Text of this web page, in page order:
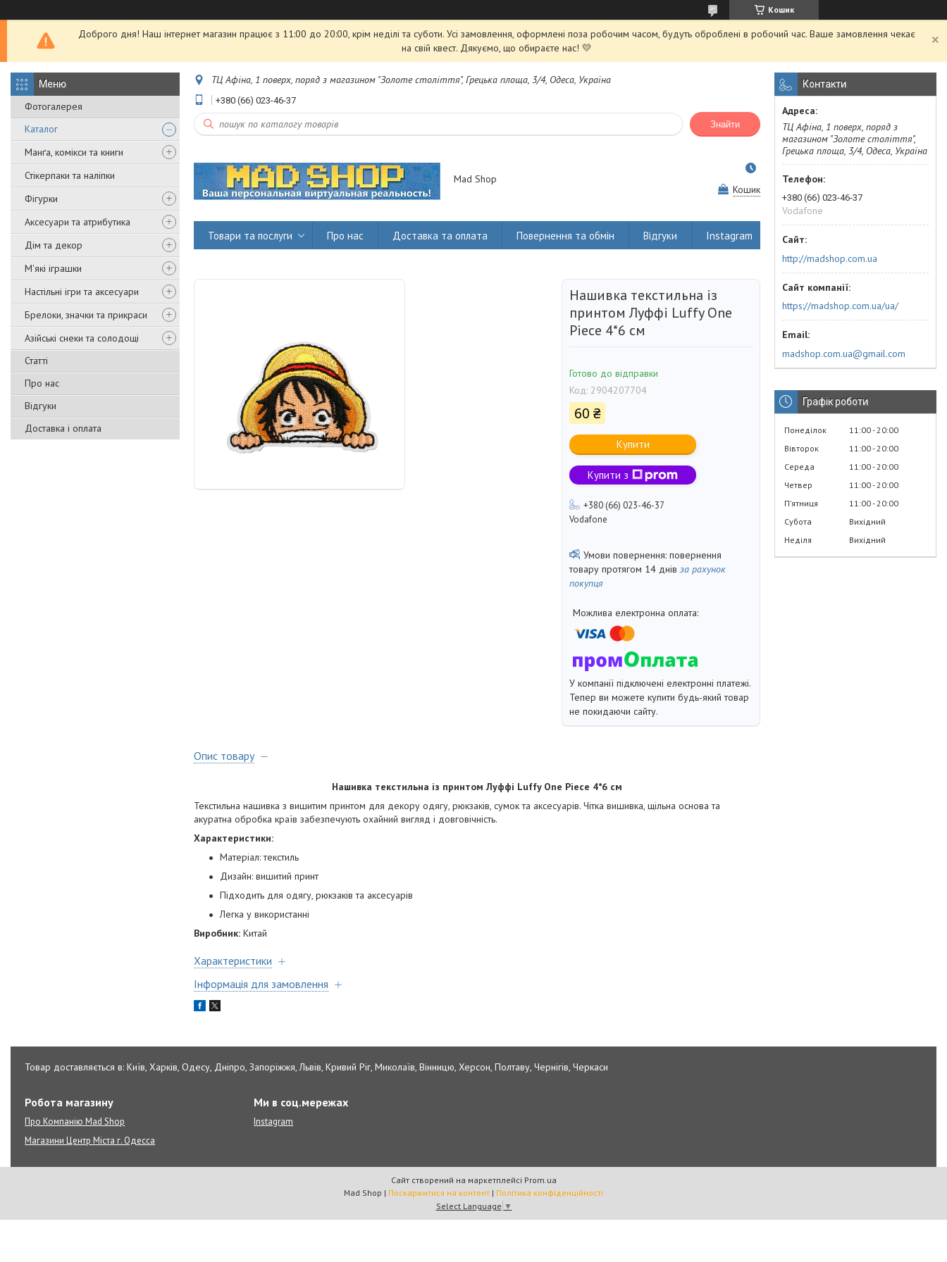
Кошик
Доброго дня! Наш інтернет магазин працює з 11:00 до 20:00, крім неділі та суботи. Усі замовлення, оформлені поза робочим часом, будуть оброблені в робочий час. Ваше замовлення чекає
на свій квест. Дякуємо, що обираєте нас! 💛
Фотогалерея
Каталог
Манґа, комікси та книги
Стікерпаки та наліпки
Фігурки
Аксесуари та атрибутика
Дім та декор
М'які іграшки
Настільні ігри та аксесуари
Брелоки, значки та прикраси
Азійські снеки та солодощі
Статті
Про нас
Відгуки
Доставка і оплата
ТЦ Афіна, 1 поверх, поряд з магазином "Золоте століття", Грецька площа, 3/4, Одеса, Україна
+380 (66) 023-46-37
Знайти
Mad Shop
Кошик
Товари та послуги Про нас Доставка та оплата Повернення та обмін Відгуки Instagram
Нашивка текстильна із
принтом Луффі Luffy One
Piece 4*6 см
Готово до відправки
Код: 2904207704
60 ₴
Купити
Купити з
+380 (66) 023-46-37
Vodafone
повернення
товару протягом 14 днів за рахунок
покупця
У компанії підключені електронні платежі.
Тепер ви можете купити будь-який товар
не покидаючи сайту.
Опис товару
Нашивка текстильна із принтом Луффі Luffy One Piece 4*6 см
Текстильна нашивка з вишитим принтом для декору одягу, рюкзаків, сумок та аксесуарів. Чітка вишивка, щільна основа та
акуратна обробка країв забезпечують охайний вигляд і довговічність.
Характеристики:
Матеріал: текстиль
Дизайн: вишитий принт
Підходить для одягу, рюкзаків та аксесуарів
Легка у використанні
Виробник: Китай
Характеристики
Інформація для замовлення
Контакти
ТЦ Афіна, 1 поверх, поряд з
магазином "Золоте століття",
Грецька площа, 3/4, Одеса, Україна
+380 (66) 023-46-37
Vodafone
http://madshop.com.ua
https://madshop.com.ua/ua/
madshop.com.ua@gmail.com
Графік роботи
Понеділок 11:00 20:00
Вівторок
11:00 20:00
Середа
11:00 20:00
Четвер
11:00 20:00
Пʼятниця
11:00 20:00
Субота
Вихідний
Неділя
Вихідний
Товар доставляється в: Київ, Харків, Одесу, Дніпро, Запоріжжя, Львів, Кривий Ріг, Миколаїв, Вінницю, Херсон, Полтаву, Чернігів, Черкаси
Робота магазину
Про Компанію Mad Shop
Магазини Центр Міста г. Одесса
Ми в соц.мережах
Instagram
Сайт створений на маркетплейсі Prom.ua
Mad Shop | Поскаржитися на контент | Політика конфіденційності
Select Language ▼